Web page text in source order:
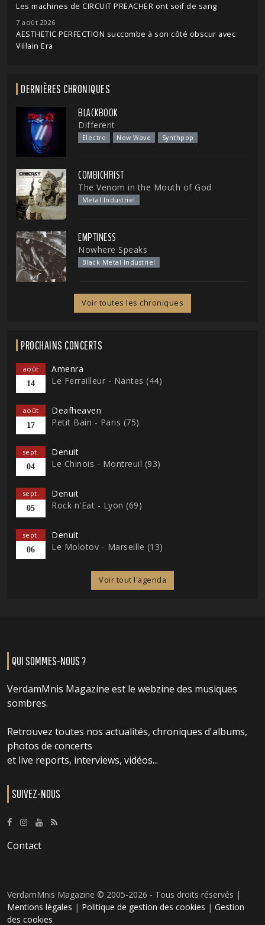
Les machines de CIRCUIT PREACHER ont soif de sang
7 août 2026
AESTHETIC PERFECTION succombe à son côté obscur avec
Villain Era
DERNIÈRES CHRONIQUES
BLACKBOOK
Different
Electro New Wave Synthpop
COMBICHRIST
The Venom in the Mouth of God
Metal Industriel
EMPTINESS
Nowhere Speaks
Black Metal Industriel
Voir toutes les chroniques
PROCHAINS CONCERTS
août
14
Amenra
Le Ferrailleur - Nantes (44)
août
17
Deafheaven
Petit Bain - Paris (75)
sept.
04
Denuit
Le Chinois - Montreuil (93)
sept.
05
Denuit
Rock n'Eat - Lyon (69)
sept.
06
Denuit
Le Molotov - Marseille (13)
Voir tout l'agenda
QUI SOMMES-NOUS ?
VerdamMnis Magazine est le webzine des musiques
sombres.
Retrouvez toutes nos actualités, chroniques d'albums,
photos de concerts
et live reports, interviews, vidéos...
SUIVEZ-NOUS
Contact
VerdamMnis Magazine © 2005-2026 - Tous droits réservés |
Mentions légales | Politique de gestion des cookies | Gestion
des cookies